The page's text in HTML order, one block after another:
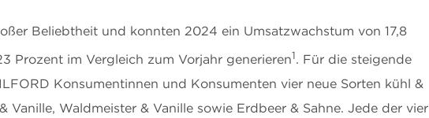
Beliebtheit und konnten 2024 ein Umsatzwachstum von 17,8
Prozent im Vergleich zum Vorjahr generieren1. Für die steigende
Konsumentinnen und Konsumenten vier neue Sorten kühl &
Vanille, Waldmeister & Vanille sowie Erdbeer & Sahne. Jede der vier